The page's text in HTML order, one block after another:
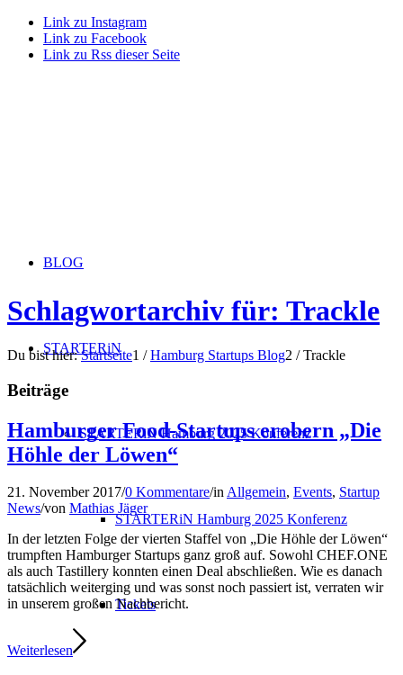
Link zu Instagram
Link zu Facebook
Link zu Rss dieser Seite
BLOG
STARTERiN
STARTERiN Hamburg 2025 Konferenz
STARTERiN Hamburg 2025 Konferenz
Tickets
Schlagwortarchiv für: Trackle
Du bist hier: Startseite1 / Hamburg Startups Blog2 / Trackle
Beiträge
Hamburger Food-Startups erobern „Die
Höhle der Löwen“
21. November 2017/0 Kommentare/inAllgemein, Events, Startup
News/von Mathias Jäger
In der letzten Folge der vierten Staffel von „Die Höhle der Löwen“
trumpften Hamburger Startups ganz groß auf. Sowohl CHEF.ONE
als auch Tastillery konnten einen Deal abschließen. Wie es danach
tatsächlich weiterging und was sonst noch passiert ist, verraten wir
in unserem großen Nachbericht.
Weiterlesen